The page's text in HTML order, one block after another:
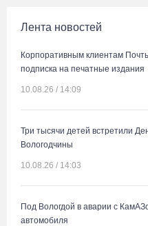
Лента новостей
Корпоративным клиентам
подписка на печатные издания
10.08.26 / 14:09
Три тысячи детей встретили
Вологодчины
10.08.26 / 14:03
Под Вологдой в аварии с
автомобиля